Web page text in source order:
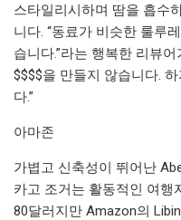
스타일리시하며 땀을 흡수
니다. “동료가 비슷한 룰루
습니다.”라는 행복한 리뷰
$$$$을 만들지 않습니다.
다.”
아마존
가볍고 신축성이 뛰어난
카고 조거는 활동적인 여행
80달러지만 Amazon의